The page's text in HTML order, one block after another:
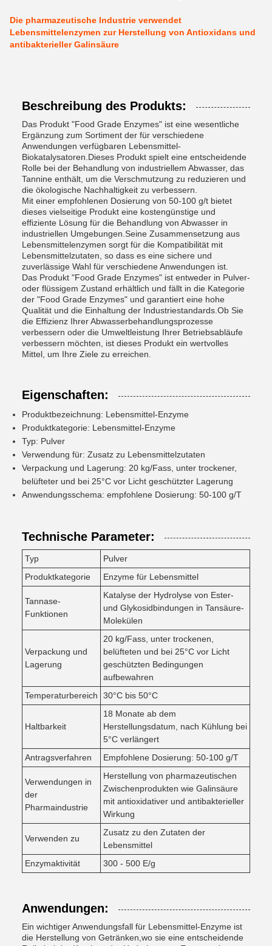
Die pharmazeutische Industrie verwendet
Lebensmittelenzymen zur Herstellung von Antioxidans und
antibakterieller Galinsäure
Beschreibung des Produkts:
Das Produkt "Food Grade Enzymes" ist eine wesentliche
Ergänzung zum Sortiment der für verschiedene
Anwendungen verfügbaren Lebensmittel-
Biokatalysatoren.Dieses Produkt spielt eine entscheidende
Rolle bei der Behandlung von industriellem Abwasser, das
Tannine enthält, um die Verschmutzung zu reduzieren und
die ökologische Nachhaltigkeit zu verbessern.
Mit einer empfohlenen Dosierung von 50-100 g/t bietet
dieses vielseitige Produkt eine kostengünstige und
effiziente Lösung für die Behandlung von Abwasser in
industriellen Umgebungen.Seine Zusammensetzung aus
Lebensmittelenzymen sorgt für die Kompatibilität mit
Lebensmittelzutaten, so dass es eine sichere und
zuverlässige Wahl für verschiedene Anwendungen ist.
Das Produkt "Food Grade Enzymes" ist entweder in Pulver-
oder flüssigem Zustand erhältlich und fällt in die Kategorie
der "Food Grade Enzymes" und garantiert eine hohe
Qualität und die Einhaltung der Industriestandards.Ob Sie
die Effizienz Ihrer Abwasserbehandlungsprozesse
verbessern oder die Umweltleistung Ihrer Betriebsabläufe
verbessern möchten, ist dieses Produkt ein wertvolles
Mittel, um Ihre Ziele zu erreichen.
Eigenschaften:
Produktbezeichnung: Lebensmittel-Enzyme
Produktkategorie: Lebensmittel-Enzyme
Typ: Pulver
Verwendung für: Zusatz zu Lebensmittelzutaten
Verpackung und Lagerung: 20 kg/Fass, unter trockener,
belüfteter und bei 25°C vor Licht geschützter Lagerung
Anwendungsschema: empfohlene Dosierung: 50-100 g/T
Technische Parameter:
Typ
Pulver
Produktkategorie
Enzyme für Lebensmittel
Tannase-
Funktionen
Katalyse der Hydrolyse von Ester-
und Glykosidbindungen in Tansäure-
Molekülen
Verpackung und
Lagerung
20 kg/Fass, unter trockenen,
belüfteten und bei 25°C vor Licht
geschützten Bedingungen
aufbewahren
Temperaturbereich
30°C bis 50°C
Haltbarkeit
18 Monate ab dem
Herstellungsdatum, nach Kühlung bei
5°C verlängert
Antragsverfahren
Empfohlene Dosierung: 50-100 g/T
Verwendungen in
der
Pharmaindustrie
Herstellung von pharmazeutischen
Zwischenprodukten wie Galinsäure
mit antioxidativer und antibakterieller
Wirkung
Verwenden zu
Zusatz zu den Zutaten der
Lebensmittel
Enzymaktivität
300 - 500 E/g
Anwendungen:
Ein wichtiger Anwendungsfall für Lebensmittel-Enzyme ist
die Herstellung von Getränken,wo sie eine entscheidende